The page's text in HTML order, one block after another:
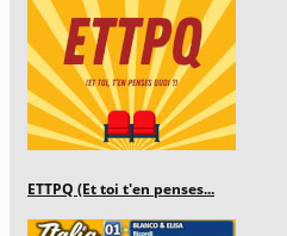
ETTPQ (Et toi t'en penses...